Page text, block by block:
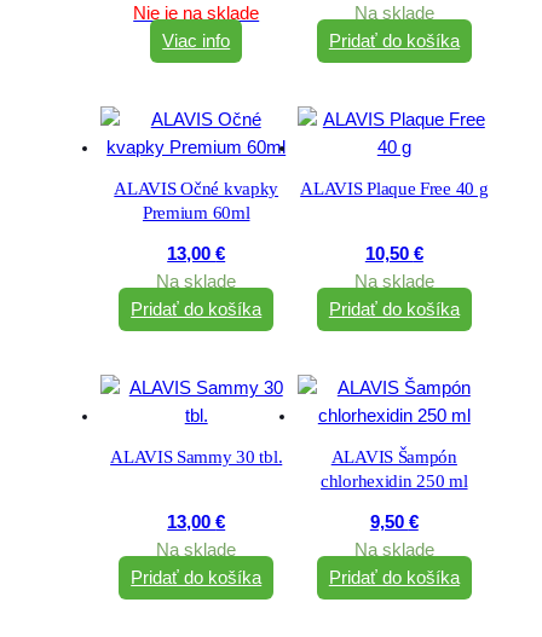
Nie je na sklade
Viac info
Na sklade
Pridať do košíka
ALAVIS Očné kvapky
Premium 60ml
13,00€
Na sklade
Pridať do košíka
ALAVIS Plaque Free 40 g
10,50 €
Na sklade
Pridať do košíka
ALAVIS Sammy 30 tbl.
13,00€
Na sklade
Pridať do košíka
ALAVIS Šampón
chlorhexidin 250 ml
9,50 €
Na sklade
Pridať do košíka